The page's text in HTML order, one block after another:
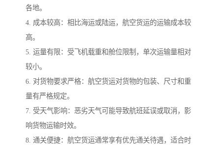
各地。
4. 成本较高：相比海运或陆运，航空货运的运输成本较
高。
5. 运量有限：受飞机载重和舱位限制，单次运输量相对
较小。
6. 对货物要求严格：航空货运对货物的包装、尺寸和重
量有严格规定。
7. 受天气影响：恶劣天气可能导致航班延误或取消，影
响货物运输时效。
8. 通关便捷：航空货运通常享有优先通关待遇，适合时